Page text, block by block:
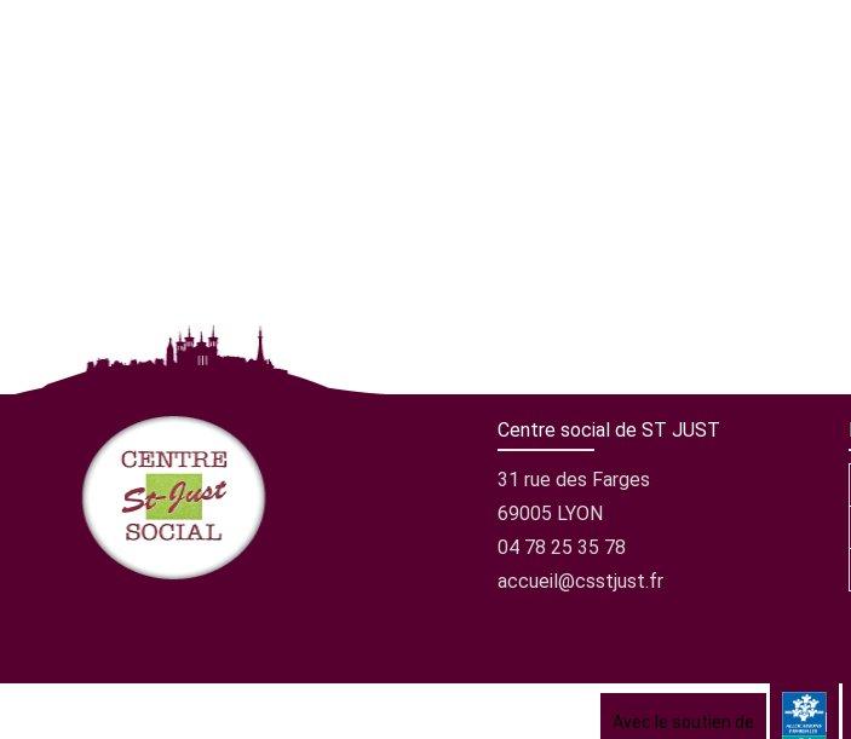
Centre social de ST JUST
31 rue des Farges
69005 LYON
04 78 25 35 78
accueil@csstjust.fr
Menu
Avec le soutien de